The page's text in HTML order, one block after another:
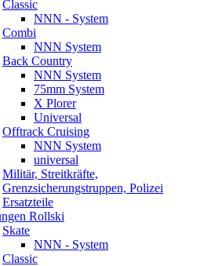
Classic
NNN - System
Combi
NNN System
Back Country
NNN System
75mm System
X Plorer
Universal
Offtrack Cruising
NNN System
universal
Militär, Streitkräfte,
Grenzsicherungstruppen, Polizei
Ersatzteile
Rollski
Skate
NNN - System
Classic